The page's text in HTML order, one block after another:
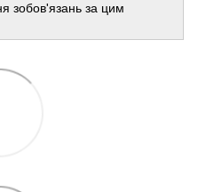
зобов'язань за цим